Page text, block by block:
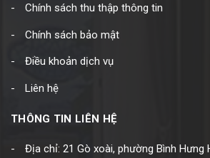
Chính sách thu thập thông tin
Chính sách bảo mật
Điều khoản dịch vụ
Liên hệ
THÔNG TIN LIÊN HỆ
Địa chỉ: 21 Gò xoài, phường Bình Hưng